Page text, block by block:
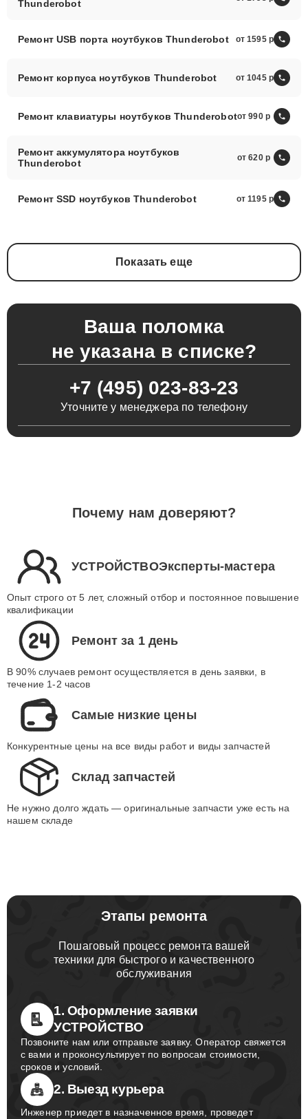
Thunderobot
Ремонт USB порта ноутбуков Thunderobot от 1595
Ремонт корпуса ноутбуков Thunderobot от 1045
Ремонт клавиатуры ноутбуков Thunderobotот 990
Ремонт аккумулятора ноутбуков
Thunderobot
от 620
Ремонт SSD ноутбуков Thunderobot от 1195
Показать еще
Ваша поломка
не указана в списке?
+7 (495) 023-83-23
Уточните у менеджера по телефону
Почему нам доверяют?
УСТРОЙСТВОЭксперты-мастера
Опыт строго от 5 лет, сложный отбор и постоянное повышение
квалификации
Ремонт за 1 день
В 90% случаев ремонт осуществляется в день заявки, в
течение 1-2 часов
Самые низкие цены
Конкурентные цены на все виды работ и виды запчастей
Склад запчастей
Не нужно долго ждать — оригинальные запчасти уже есть на
нашем складе
Этапы ремонта
Пошаговый процесс ремонта вашей
техники для быстрого и качественного
обслуживания
1. Оформление заявки
УСТРОЙСТВО
Позвоните нам или отправьте заявку. Оператор свяжется
с вами и проконсультирует по вопросам стоимости,
сроков и условий.
2. Выезд курьера
Инженер приедет в назначенное время, проведет